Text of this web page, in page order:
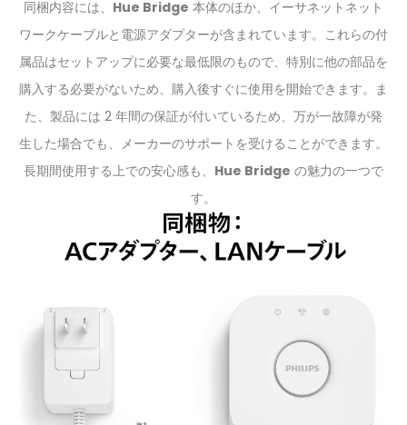
同梱内容には、 Hue Bridge 本体のほか、イーサネットネット
ワークケーブルと電源アダプターが含まれています。これらの付
属品はセットアップに必要な最低限のもので、特別に他の部品を
購入する必要がないため、購入後すぐに使用を開始できます。ま
た、製品には 2 年間の保証が付いているため、万が一故障が発
生した場合でも、メーカーのサポートを受けることができます。
長期間使用する上での安心感も、 Hue Bridge の魅力の一つで
す。